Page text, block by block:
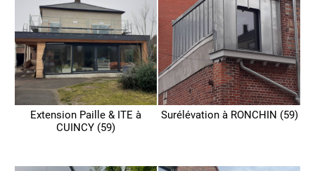
Extension Paille & ITE à
CUINCY (59)
Surélévation à RONCHIN (59)